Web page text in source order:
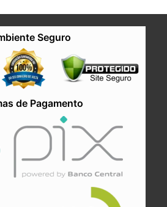
Seguro
de Pagamento